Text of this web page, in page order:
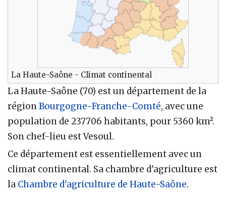
La Haute-Saône - Climat continental
La Haute-Saône (70) est un département de la
régionBourgogne-Franche-Comté, avec une
population de 237706 habitants, pour 5360 km².
Son chef-lieu est Vesoul.
Ce département est essentiellement avec un
climat continental. Sa chambre d'agriculture est
la Chambre d'agriculture de Haute-Saône.